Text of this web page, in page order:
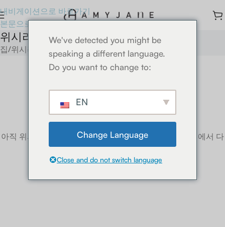
내비게이션으로 바로가기
본문으로 바로가기
위시리스트
집 위시리스트
이 위시리스트는 비어 있습니다.
아직 위시리스트에 담은 상품이 없습니다. "쇼핑" 페이지에서 다
양한 상품을 확인해 보세요.
We've detected you might be
speaking a different language.
Do you want to change to:
EN
Change Language
Close and do not switch language